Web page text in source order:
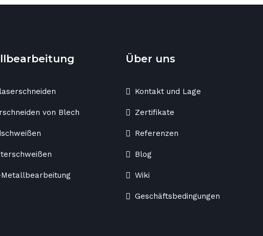
von Blech
Metallbearbeitung
Über uns
Kontakt und Lage
Zertifikate
Referenzen
Blog
Wiki
Geschäftsbedingungen